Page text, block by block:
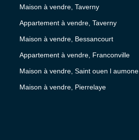
Maison à vendre, Taverny
Appartement à vendre, Taverny
Maison à vendre, Bessancourt
Appartement à vendre, Franconville
Maison à vendre, Saint ouen l aumone
Maison à vendre, Pierrelaye